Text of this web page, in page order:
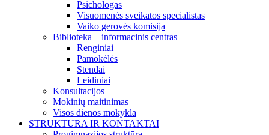
Psichologas
Visuomenės sveikatos specialistas
Vaiko gerovės komisija
Biblioteka – informacinis centras
Renginiai
Pamokėlės
Stendai
Leidiniai
Konsultacijos
Mokinių maitinimas
Visos dienos mokykla
STRUKTŪRA IR KONTAKTAI